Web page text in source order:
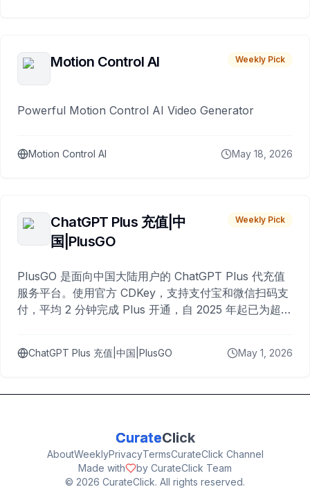
Motion Control AI Weekly Pick
Powerful Motion Control AI Video Generator
Motion Control AI May 18, 2026
ChatGPT Plus 充值|中
国|PlusGO
Weekly Pick
PlusGO 是面向中国大陆用户的 ChatGPT Plus 代充值
服务平台。使用官方 CDKey，支持支付宝和微信扫码支
付，平均 2 分钟完成 Plus 开通，自 2025 年起已为超过
ChatGPT Plus 充值|中国|PlusGO May 1, 2026
CurateClick
AboutWeeklyPrivacyTermsCurateClick Channel
Made with
by CurateClick Team
© 2026 CurateClick. All rights reserved.